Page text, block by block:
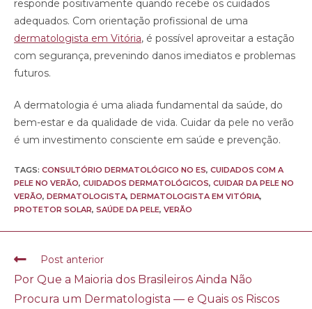
responde positivamente quando recebe os cuidados
adequados. Com orientação profissional de uma
dermatologista em Vitória, é possível aproveitar a estação
com segurança, prevenindo danos imediatos e problemas
futuros.
A dermatologia é uma aliada fundamental da saúde, do
bem-estar e da qualidade de vida. Cuidar da pele no verão
é um investimento consciente em saúde e prevenção.
TAGS: CONSULTÓRIO DERMATOLÓGICO NO ES, CUIDADOS COM A
PELE NO VERÃO, CUIDADOS DERMATOLÓGICOS, CUIDAR DA PELE NO
VERÃO, DERMATOLOGISTA, DERMATOLOGISTA EM VITÓRIA,
PROTETOR SOLAR, SAÚDE DA PELE, VERÃO
Post anterior
Por Que a Maioria dos Brasileiros Ainda Não
Procura um Dermatologista — e Quais os Riscos